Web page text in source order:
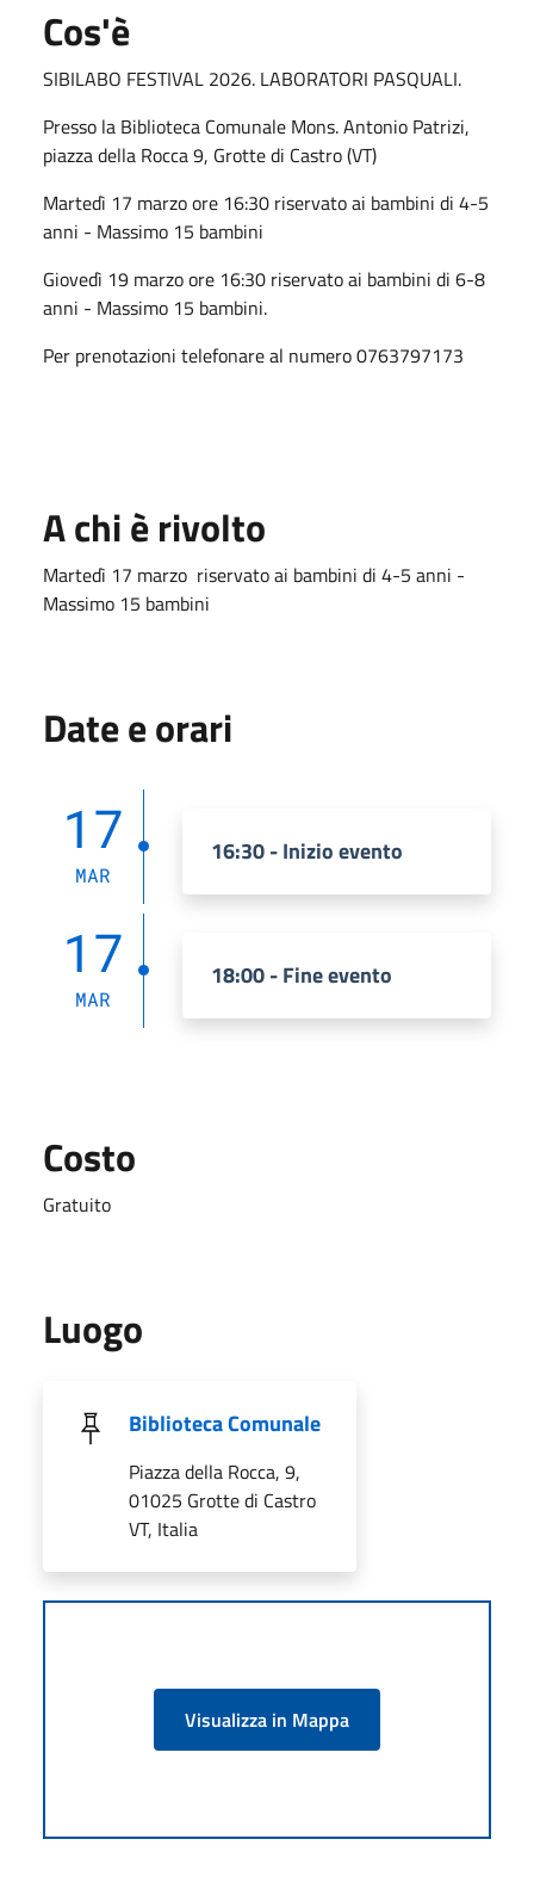
Cos'è
SIBILABO FESTIVAL 2026. LABORATORI PASQUALI.
Presso la Biblioteca Comunale Mons. Antonio Patrizi,
piazza della Rocca 9, Grotte di Castro (VT)
Martedì 17 marzo ore 16:30 riservato ai bambini di 4-5
anni - Massimo 15 bambini
Giovedì 19 marzo ore 16:30 riservato ai bambini di 6-8
anni - Massimo 15 bambini.
Per prenotazioni telefonare al numero 0763797173
A chi è rivolto
Martedì 17 marzo riservato ai bambini di 4-5 anni -
Massimo 15 bambini
Date e orari
17
MAR
16:30 - Inizio evento
17
MAR
18:00 - Fine evento
Costo
Gratuito
Luogo
Biblioteca Comunale
Piazza della Rocca, 9,
01025 Grotte di Castro
VT, Italia
Visualizza in Mappa